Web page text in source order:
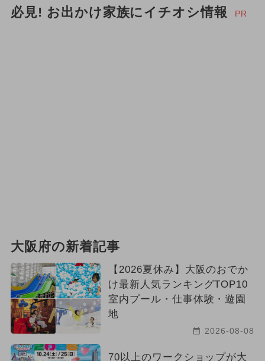
必見! お出かけ家族にイチオシ情報 PR
大阪府の新着記事
【2026夏休み】大阪のおでか
け最新人気ランキングTOP10
室内プール・仕事体験・遊園
地
2026-08-08
70以上のワークショップが大